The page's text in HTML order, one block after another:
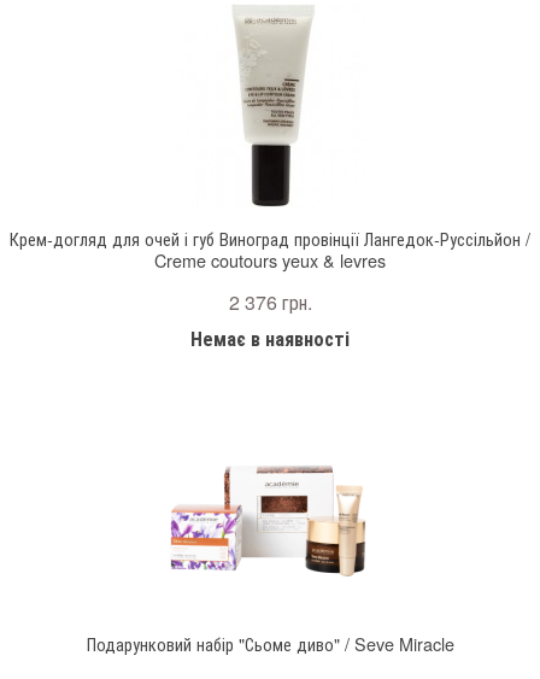
Крем-догляд для очей і губ Виноград провінції Лангедок-Руссільйон /
Creme coutours yeux & levres
2 376 грн.
Немає в наявності
Подарунковий набір "Сьоме диво" / Seve Miracle